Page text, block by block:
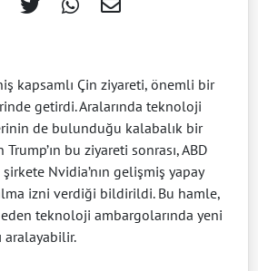
kapsamlı Çin ziyareti, önemli bir
getirdi. Aralarında teknoloji
de bulunduğu kalabalık bir
bu ziyareti sonrası, ABD
Nvidia’nın gelişmiş yapay
izni verdiği bildirildi. Bu hamle,
teknoloji ambargolarında yeni
aralayabilir.